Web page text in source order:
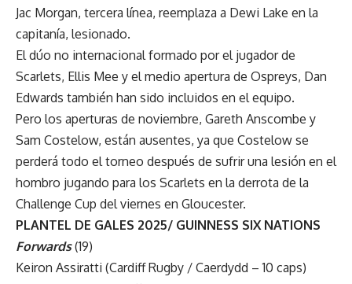
Jac Morgan, tercera línea, reemplaza a Dewi Lake en la
capitanía, lesionado.
El dúo no internacional formado por el jugador de
Scarlets, Ellis Mee y el medio apertura de Ospreys, Dan
Edwards también han sido incluidos en el equipo.
Pero los aperturas de noviembre, Gareth Anscombe y
Sam Costelow, están ausentes, ya que Costelow se
perderá todo el torneo después de sufrir una lesión en el
hombro jugando para los Scarlets en la derrota de la
Challenge Cup del viernes en Gloucester.
PLANTEL DE GALES 2025/ GUINNESS SIX NATIONS
Forwards(19)
Keiron Assiratti (Cardiff Rugby / Caerdydd – 10 caps)